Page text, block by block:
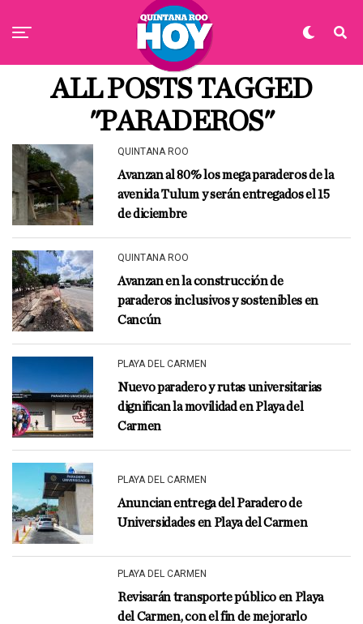
ALL POSTS TAGGED
"PARADEROS"
QUINTANA ROO
Avanzan al 80% los mega paraderos de la
avenida Tulum y serán entregados el 15
de diciembre
QUINTANA ROO
Avanzan en la construcción de
paraderos inclusivos y sostenibles en
Cancún
PLAYA DEL CARMEN
Nuevo paradero y rutas universitarias
dignifican la movilidad en Playa del
Carmen
PLAYA DEL CARMEN
Anuncian entrega del Paradero de
Universidades en Playa del Carmen
PLAYA DEL CARMEN
Revisarán transporte público en Playa
del Carmen, con el fin de mejorarlo